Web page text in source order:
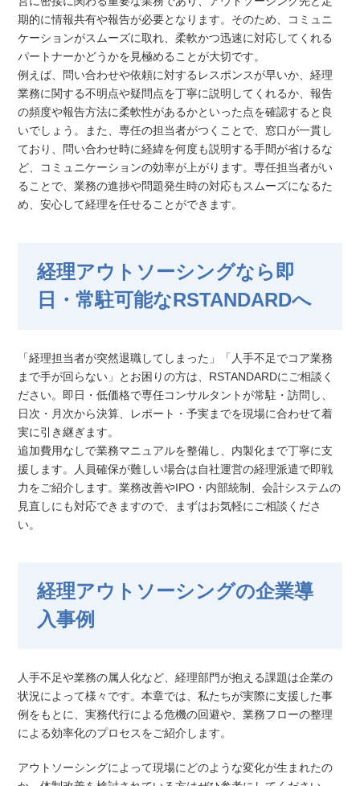
期的に情報共有や報告が必要となります。そのため、コミュニ
ケーションがスムーズに取れ、柔軟かつ迅速に対応してくれる
パートナーかどうかを見極めることが大切です。
例えば、問い合わせや依頼に対するレスポンスが早いか、経理
業務に関する不明点や疑問点を丁寧に説明してくれるか、報告
の頻度や報告方法に柔軟性があるかといった点を確認すると良
いでしょう。また、専任の担当者がつくことで、窓口が一貫し
ており、問い合わせ時に経緯を何度も説明する手間が省けるな
ど、コミュニケーションの効率が上がります。専任担当者がい
ることで、業務の進捗や問題発生時の対応もスムーズになるた
め、安心して経理を任せることができます。
経理アウトソーシングなら即
日・常駐可能なRSTANDARDへ
「経理担当者が突然退職してしまった」「人手不足でコア業務
まで手が回らない」とお困りの方は、RSTANDARDにご相談く
ださい。即日・低価格で専任コンサルタントが常駐・訪問し、
日次・月次から決算、レポート・予実までを現場に合わせて着
実に引き継ぎます。
追加費用なしで業務マニュアルを整備し、内製化まで丁寧に支
援します。人員確保が難しい場合は自社運営の経理派遣で即戦
力をご紹介します。業務改善やIPO・内部統制、会計システムの
見直しにも対応できますので、まずはお気軽にご相談くださ
い。
経理アウトソーシングの企業導
入事例
人手不足や業務の属人化など、経理部門が抱える課題は企業の
状況によって様々です。本章では、私たちが実際に支援した事
例をもとに、実務代行による危機の回避や、業務フローの整理
による効率化のプロセスをご紹介します。
アウトソーシングによって現場にどのような変化が生まれたの